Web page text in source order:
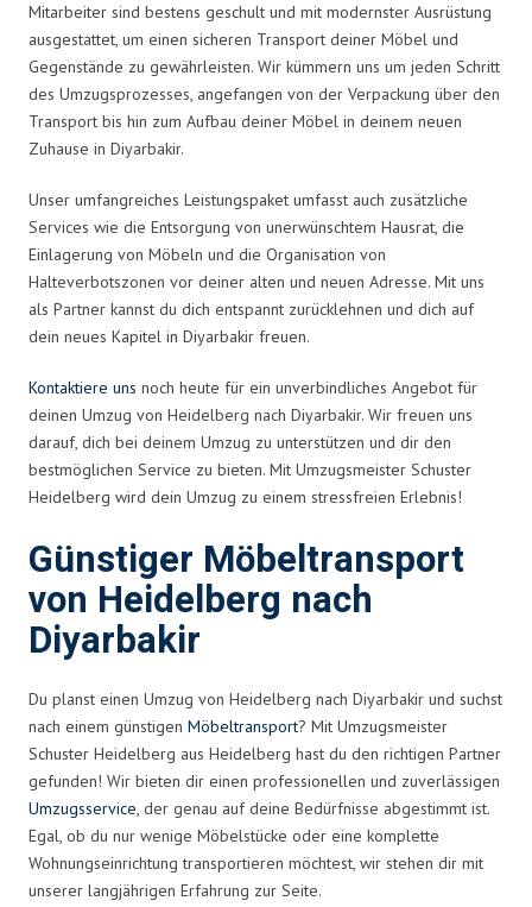
Mitarbeiter sind bestens geschult und mit modernster Ausrüstung
ausgestattet, um einen sicheren Transport deiner Möbel und
Gegenstände zu gewährleisten. Wir kümmern uns um jeden Schritt
des Umzugsprozesses, angefangen von der Verpackung über den
Transport bis hin zum Aufbau deiner Möbel in deinem neuen
Zuhause in Diyarbakir.
Unser umfangreiches Leistungspaket umfasst auch zusätzliche
Services wie die Entsorgung von unerwünschtem Hausrat, die
Einlagerung von Möbeln und die Organisation von
Halteverbotszonen vor deiner alten und neuen Adresse. Mit uns
als Partner kannst du dich entspannt zurücklehnen und dich auf
dein neues Kapitel in Diyarbakir freuen.
Kontaktiere uns noch heute für ein unverbindliches Angebot für
deinen Umzug von Heidelberg nach Diyarbakir. Wir freuen uns
darauf, dich bei deinem Umzug zu unterstützen und dir den
bestmöglichen Service zu bieten. Mit Umzugsmeister Schuster
Heidelberg wird dein Umzug zu einem stressfreien Erlebnis!
Günstiger Möbeltransport
von Heidelberg nach
Diyarbakir
Du planst einen Umzug von Heidelberg nach Diyarbakir und suchst
nach einem günstigen Möbeltransport? Mit Umzugsmeister
Schuster Heidelberg aus Heidelberg hast du den richtigen Partner
gefunden! Wir bieten dir einen professionellen und zuverlässigen
Umzugsservice, der genau auf deine Bedürfnisse abgestimmt ist.
Egal, ob du nur wenige Möbelstücke oder eine komplette
Wohnungseinrichtung transportieren möchtest, wir stehen dir mit
unserer langjährigen Erfahrung zur Seite.